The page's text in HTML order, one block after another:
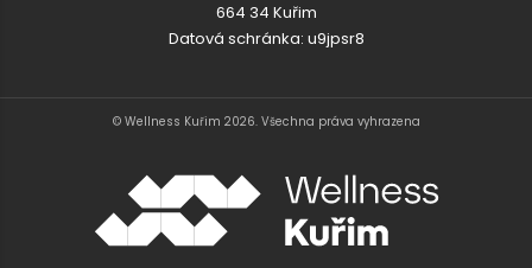
664 34 Kuřim
Datová schránka: u9jpsr8
© Wellness Kuřim 2026. Všechna práva vyhrazena